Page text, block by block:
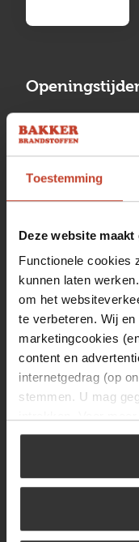
Toestemming
Deze website
Functionele cookies
kunnen laten
om het
te verbeteren. Wij
marketingcookies
content en
internetgedrag (op
stemmen. U mag
uw keuze op onze
Maandag
Woensdag
Donderdag
Vrijdag
Zaterdag
Zondag
Navigatie
BBQ
Brandstoffen
Verwarming